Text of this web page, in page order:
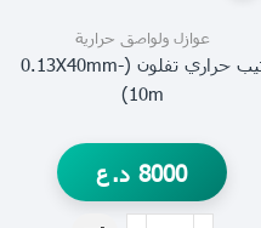
عوازل ولواصق حرارية
تيب حراري تفلون (0.13X40mm-
10m)
8000 د.ع